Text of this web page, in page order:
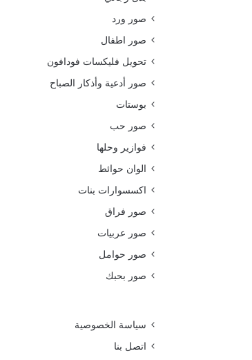
صور ورد
صور اطفال
تحويل فليكسات فودافون
صور أدعية وأذكار الصباح
بوستات
صور حب
فوازير وحلها
الوان حوائط
اكسسوارات بنات
صور فراق
صور عربيات
صور حوامل
صور بحبك
سياسة الخصوصية
اتصل بنا